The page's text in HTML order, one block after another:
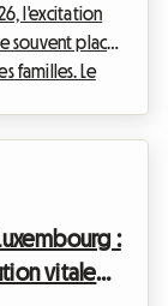
l'excitation
souvent place
familles. Le
:
vitale